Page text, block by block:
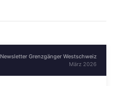
Newsletter Grenzgänger Westschweiz
März 2026